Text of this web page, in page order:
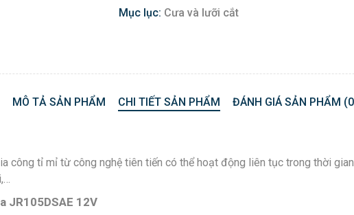
Mục lục: Cưa và lưỡi cắt
MÔ TẢ SẢN PHẨM CHI TIẾT SẢN PHẨM ĐÁNH GIÁ SẢN PHẨM
công tỉ mỉ từ công nghệ tiên tiến có thể hoạt động liên tục trong thời
JR105DSAE 12V